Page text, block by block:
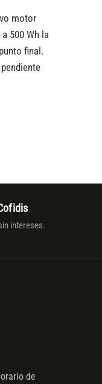
motor
500 Wh la
final.
intereses.
de